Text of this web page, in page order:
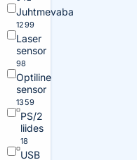
Juhtmevaba
1299
Laser
sensor
98
Optiline
sensor
1359
PS/2
liides
18
USB